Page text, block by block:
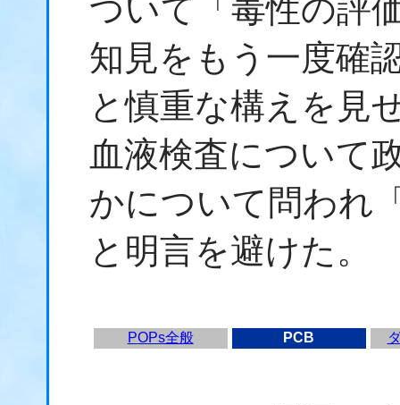
ついて「毒性の評
知見をもう一度確
と慎重な構えを見
血液検査について
かについて問われ
と明言を避けた。
POPs全般 PCB